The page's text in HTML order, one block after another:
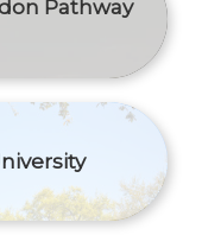
Pathway